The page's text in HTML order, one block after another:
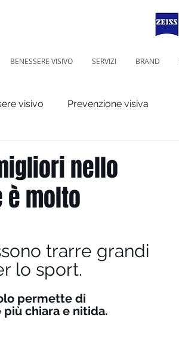
BENESSERE VISIVO SERVIZI BRAND
visivo Prevenzione visiva
nello
è molto
trarre grandi
lo sport.
permette di
chiara e nitida.